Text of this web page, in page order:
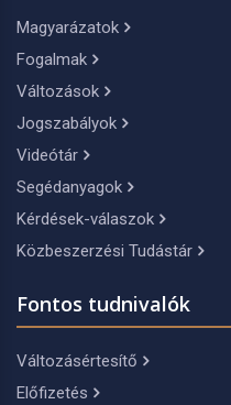
Magyarázatok
Fogalmak
Változások
Jogszabályok
Videótár
Segédanyagok
Kérdések-válaszok
Közbeszerzési Tudástár
Fontos tudnivalók
Változásértesítő
Előfizetés